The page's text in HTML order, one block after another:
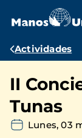
contenido
Ruta
Actividades
II
Tunas
Lunes, 03